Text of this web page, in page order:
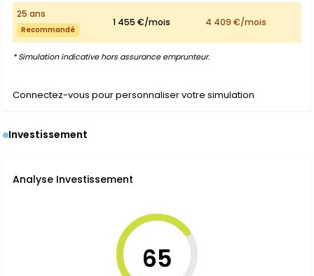
25 ans
Recommandé
1 455 €/mois 4 409 €/mois
* Simulation indicative hors assurance emprunteur.
Connectez-vous pour personnaliser votre simulation
Investissement
Analyse Investissement
65